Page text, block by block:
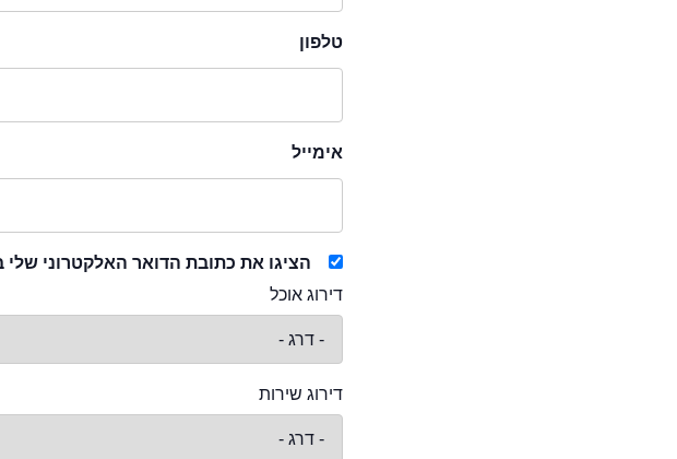
טלפון
אימייל
הציגו את כתובת הדואר האלקטרוני
דירוג אוכל
דירוג שירות